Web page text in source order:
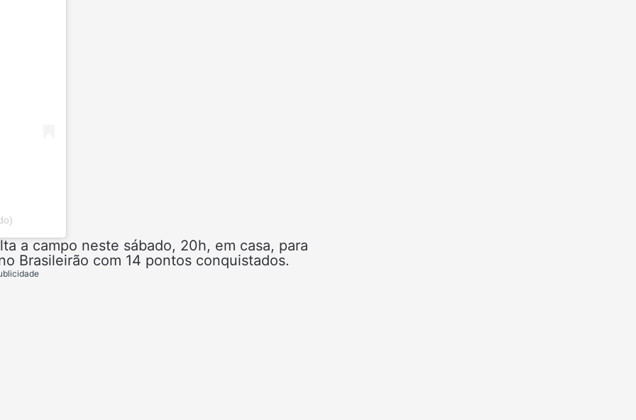
a campo neste sábado, 20h, em casa, para
Brasileirão com 14 pontos conquistados.